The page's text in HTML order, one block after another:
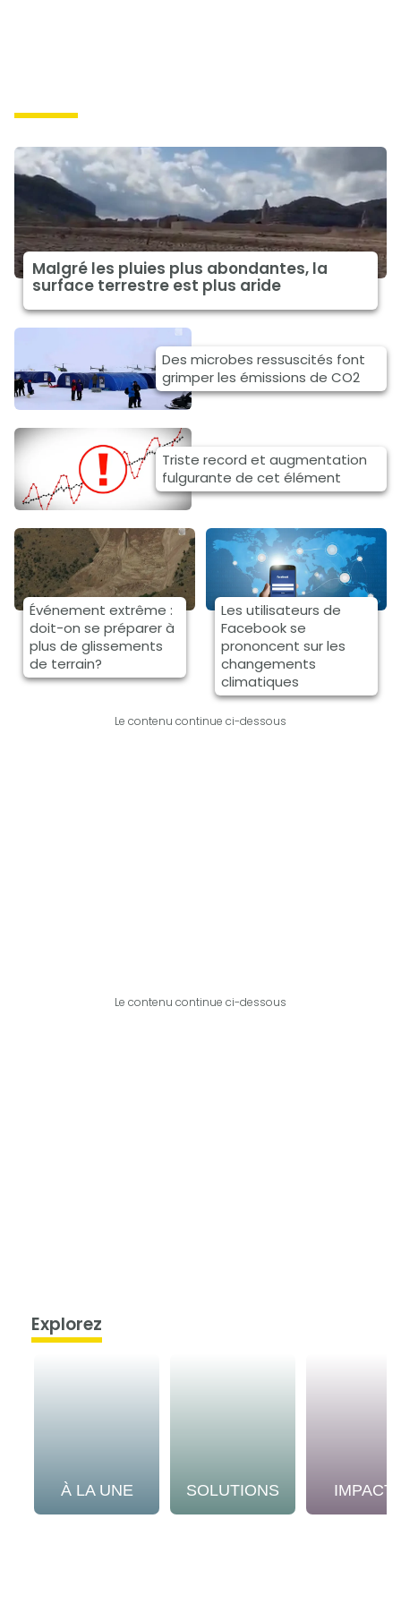
Malgré les pluies plus abondantes, la
surface terrestre est plus aride
Des microbes ressuscités font
grimper les émissions de CO2
Triste record et augmentation
fulgurante de cet élément
Événement extrême :
doit-on se préparer à
plus de glissements
de terrain?
Les utilisateurs de
Facebook se
prononcent sur les
changements
climatiques
Le contenu continue ci-dessous
Le contenu continue ci-dessous
Explorez
À LA UNE SOLUTIONS